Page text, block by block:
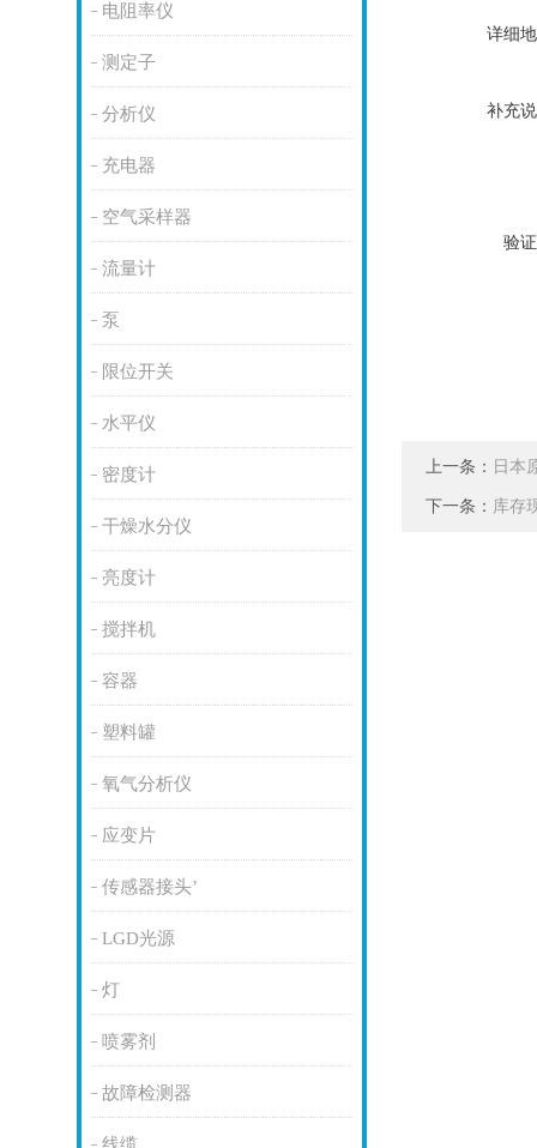
电阻率仪
测定子
分析仪
充电器
空气采样器
流量计
泵
限位开关
水平仪
密度计
干燥水分仪
亮度计
搅拌机
容器
塑料罐
氧气分析仪
应变片
传感器接头’
LGD光源
灯
喷雾剂
故障检测器
详细
补充
验
上一条： 日本
下一条： 库存